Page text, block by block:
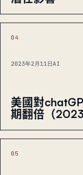
04
2023年2月11日 AI
美國對
期翻倍（2023
05